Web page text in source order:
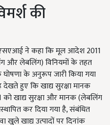
की
ने कहा कि मूल आदेश 2011
और लेबलिंग) विनियमों के तहत
के अनुरूप जारी किया गया
हुए कि खाद्य सुरक्षा मानक
खाद्य सुरक्षा और मानक (लेबलिंग
कर दिया गया है, संबंधित
खुले खाद्य उत्पादों पर दिनांक